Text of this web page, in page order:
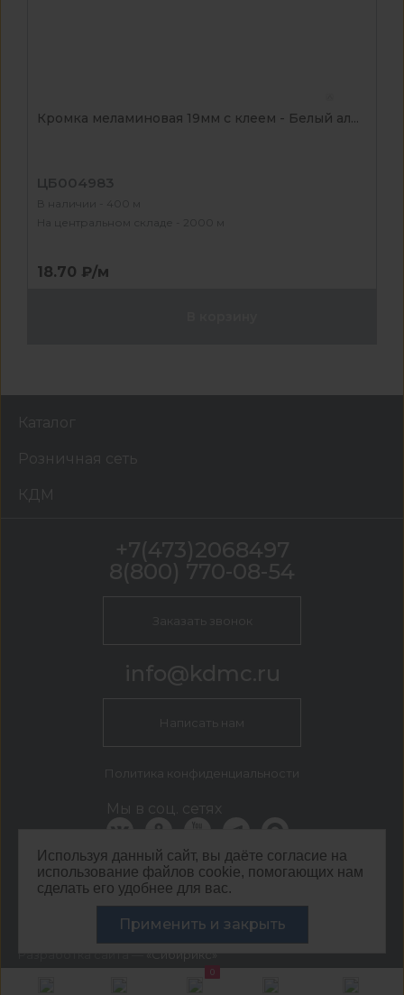
0
Кромка меламиновая 19мм с клеем - Белый ал...
ЦБ004983
В наличии - 400 м
На центральном складе - 2000 м
18.70 ₽/м
Используя данный сайт, вы даёте согласие на
использование файлов cookie, помогающих нам
сделать его удобнее для вас.
Применить и закрыть
Каталог
Розничная сеть
КДМ
КДМ Воронеж
г. Воронеж, Солнечная, 8а
+7(473)2068497
8(800) 770-08-54
Заказать звонок
info@kdmc.ru
Написать нам
Политика конфиденциальности
Мы в соц. сетях
ООО ЦЕНТР КДМ. ИНН: 3661037157 ОГРН: 1063667287551
Разработка сайта —«Сибирикс»